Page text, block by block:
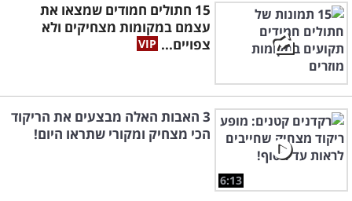
15 חתולים חמודים שמצאו את
עצמם במקומות מצחיקים ולא
צפויים...
6:13
3 האבות האלה מבצעים את הריקוד
הכי מצחיק ומקורי שתראו היום!